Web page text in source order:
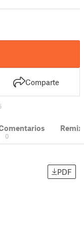
Comparte
0
PDF